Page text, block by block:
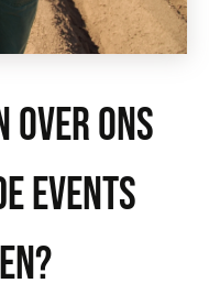
OVER ONS
EVENTS